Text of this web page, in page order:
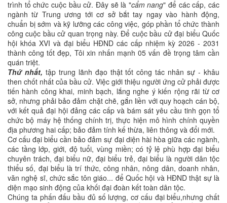
trình tổ chức cuộc bầu cử. Đây sẽ là "cẩm nang" để các cấp, các
ngành từ Trung ương tới cơ sở bắt tay ngay vào hành động,
chuẩn bị sớm và kỹ lưỡng các công việc, góp phần tổ chức thành
công cuộc bầu cử quan trọng này. Để cuộc bầu cử đại biểu Quốc
hội khóa XVI và đại biểu HĐND các cấp nhiệm kỳ 2026 - 2031
thành công tốt đẹp, Tôi xin nhấn mạnh 05 vấn đề trọng tâm cần
quán triệt.
Thứ nhất, tập trung lãnh đạo thật tốt công tác nhân sự - khâu
then chốt nhất của bầu cử. Việc giới thiệu người ứng cử phải được
tiến hành công khai, minh bạch, lắng nghe ý kiến rộng rãi từ cơ
sở, nhưng phải bảo đảm chặt chẽ, gắn liền với quy hoạch cán bộ,
với kết quả đại hội đảng các cấp và bám sát yêu cầu tinh gọn tổ
chức bộ máy hệ thống chính trị, thực hiện mô hình chính quyền
địa phương hai cấp; bảo đảm tính kế thừa, liên thông và đổi mới.
Cơ cấu đại biểu cần bảo đảm sự đại diện hài hòa giữa các ngành,
các tầng lớp, giới, độ tuổi, vùng miền; có tỷ lệ phù hợp đại biểu
chuyên trách, đại biểu nữ, đại biểu trẻ, đại biểu là người dân tộc
thiểu số, đại biểu là trí thức, công nhân, nông dân, doanh nhân,
văn nghệ sĩ, chức sắc tôn giáo... để Quốc hội và HĐND thật sự là
diện mạo sinh động của khối đại đoàn kết toàn dân tộc.
Chúng ta phấn đấu bầu đủ số lượng, cơ cấu đại biểu,nhưng chất